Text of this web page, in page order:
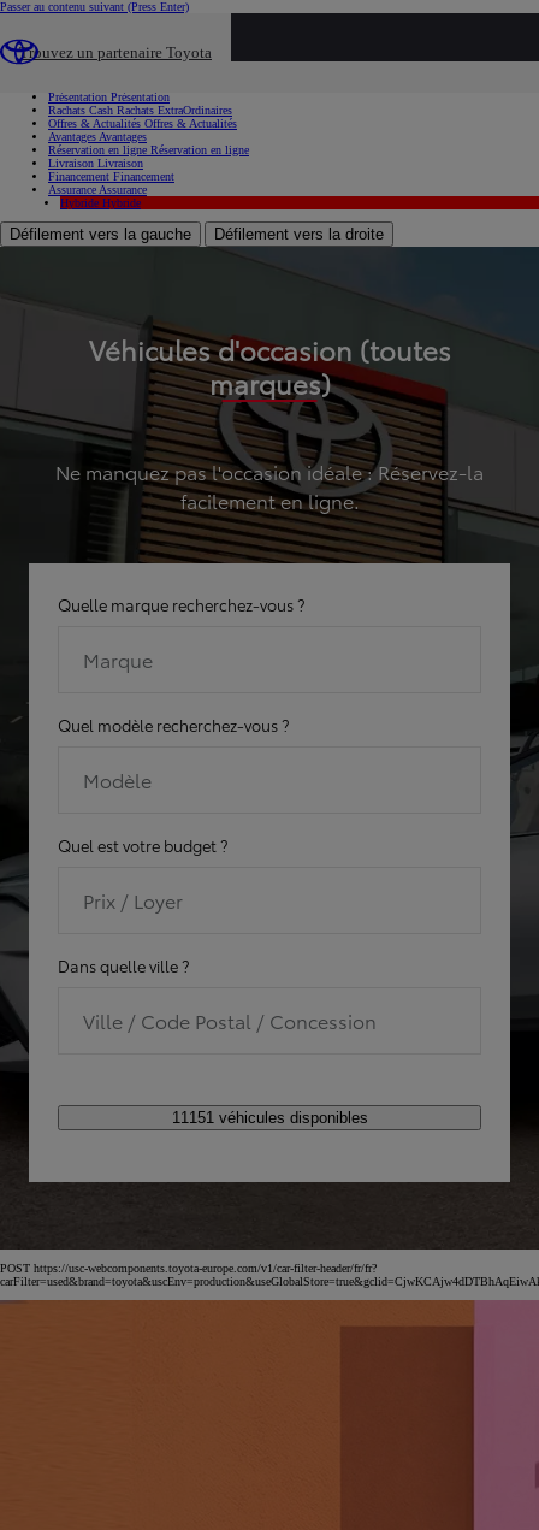
Passer au contenu suivant (Press Enter)
Trouvez un partenaire Toyota
Présentation Présentation
Rachats Cash Rachats ExtraOrdinaires
Offres & Actualités Offres & Actualités
Avantages Avantages
Réservation en ligne Réservation en ligne
Livraison Livraison
Financement Financement
Assurance Assurance
Hybride Hybride
Défilement vers la gauche Défilement vers la droite
Véhicules d'occasion (toutes
marques)
Ne manquez pas l'occasion idéale : Réservez-la
facilement en ligne.
Quelle marque recherchez-vous ?
Marque
Quel modèle recherchez-vous ?
Modèle
Quel est votre budget ?
Prix / Loyer
Dans quelle ville ?
Ville / Code Postal / Concession
11151 véhicules disponibles
POST https://usc-webcomponents.toyota-europe.com/v1/car-filter-header/fr/fr?